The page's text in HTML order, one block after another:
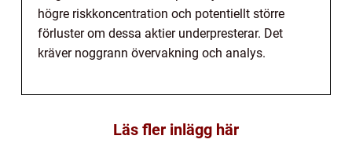
högre riskkoncentration och potentiellt större
förluster om dessa aktier underpresterar. Det
kräver noggrann övervakning och analys.
Läs fler inlägg här